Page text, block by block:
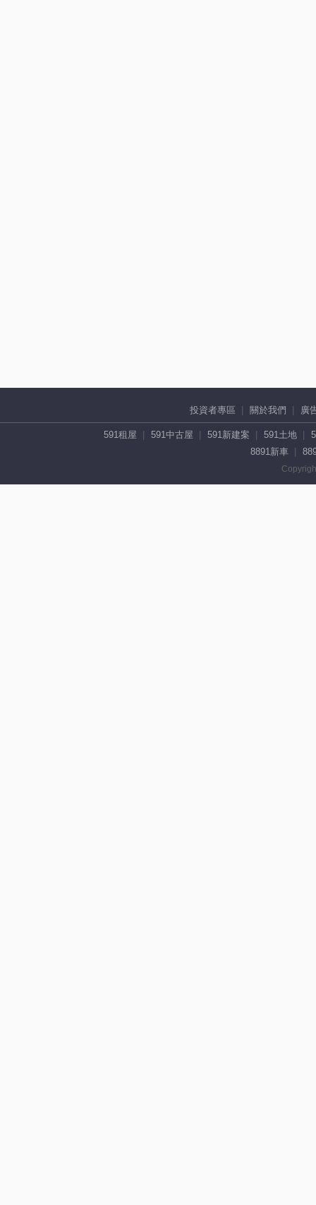
投資者專區 關於我們 廣
591租屋 591中古屋 591新建案 591土地
8891新車